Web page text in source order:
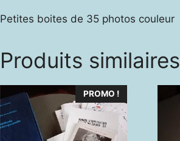
Petites boites de 35 photos couleur
Produits similaires
PROMO !